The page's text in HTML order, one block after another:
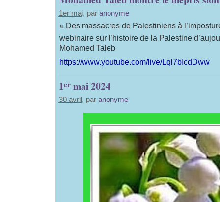
1er mai, par anonyme
« Des massacres de Palestiniens à
webinaire sur l’histoire de la Palestine
Mohamed Taleb
https://www.youtube.com/live/Lql7bIcdDww
1ermai 2024
30 avril , par anonyme